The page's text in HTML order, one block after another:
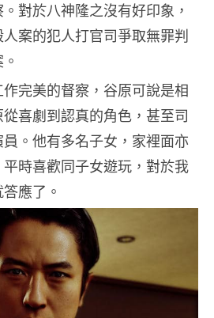
對於八神隆之沒有好印象，
案的犯人打官司爭取無罪判
完美的督察，谷原可說是相
喜劇到認真的角色，甚至司
。他有多名子女，家裡面亦
時喜歡同子女遊玩，對於我
應了。